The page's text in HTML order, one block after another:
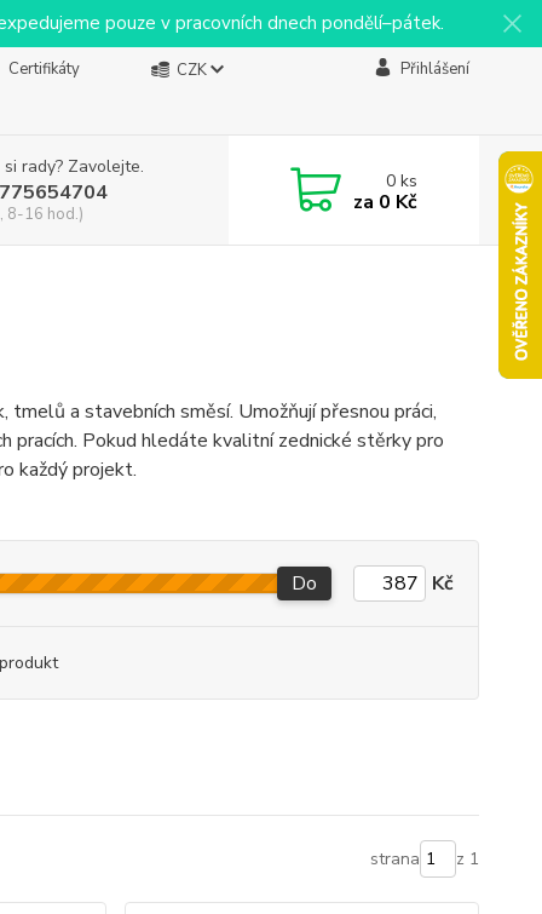
pouze v pracovních dnech pondělí–pátek.
Certifikáty
CZK Přihlášení
rady? Zavolejte.
8-16 hod.)
0ks
za 0 Kč
a stavebních směsí. Umožňují přesnou práci,
pracích. Pokud hledáte kvalitní zednické stěrky pro
každý projekt.
Do Kč
strana z 1